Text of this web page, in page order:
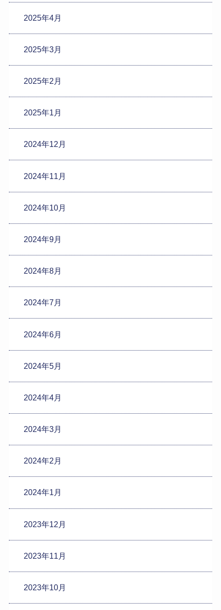
2025年4月
2025年3月
2025年2月
2025年1月
2024年12月
2024年11月
2024年10月
2024年9月
2024年8月
2024年7月
2024年6月
2024年5月
2024年4月
2024年3月
2024年2月
2024年1月
2023年12月
2023年11月
2023年10月